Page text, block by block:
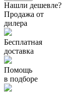
Нашли дешевле?
Продажа от
дилера
Бесплатная
доставка
Помощь
в подборе